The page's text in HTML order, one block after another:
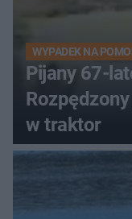
WYPADEK NA
Pijany 67-
w traktor